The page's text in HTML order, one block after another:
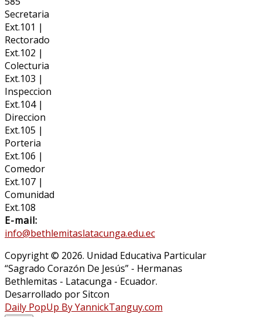
Secretaria
Ext.101 |
Rectorado
Ext.102 |
Colecturia
Ext.103 |
Inspeccion
Ext.104 |
Direccion
Ext.105 |
Porteria
Ext.106 |
Comedor
Ext.107 |
Comunidad
Ext.108
E-mail:
info@bethlemitaslatacunga.edu.ec
Copyright © 2026. Unidad Educativa Particular
“Sagrado Corazón De Jesús” - Hermanas
Bethlemitas - Latacunga - Ecuador.
Desarrollado por Sitcon
Daily PopUp By YannickTanguy.com